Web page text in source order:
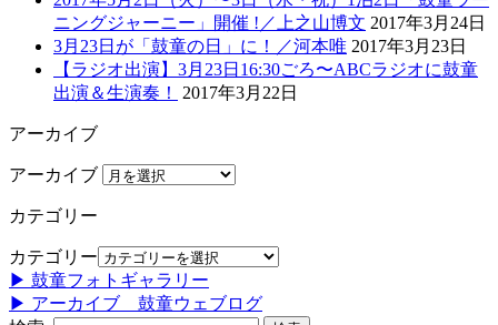
ニングジャーニー」開催 !／上之山博文 2017年3月24日
3月23日が「鼓童の日」に！／河本唯 2017年3月23日
【ラジオ出演】3月23日16:30ごろ〜ABCラジオに鼓童
出演＆生演奏！
2017年3月22日
アーカイブ
アーカイブ
カテゴリー
カテゴリー
▶ 鼓童フォトギャラリー
▶ アーカイブ 鼓童ウェブログ